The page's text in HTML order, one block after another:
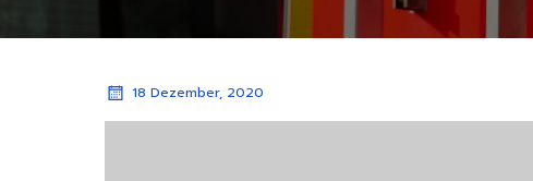
18 Dezember, 2020